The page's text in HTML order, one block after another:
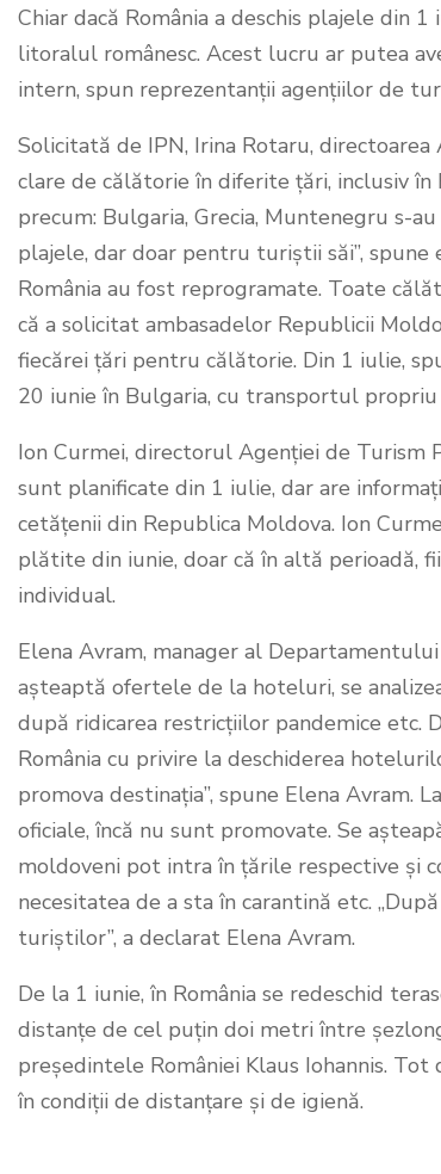
Chiar dacă România a deschis plajele din
litoralul românesc. Acest lucru ar putea
intern, spun reprezentanții agențiilor de
Solicitată de IPN, Irina Rotaru,
clare de călătorie în diferite țări, inclusiv în
precum: Bulgaria, Grecia, Muntenegru s-
plajele, dar doar pentru turiștii săi”, spune
România au fost reprogramate. Toate
că a solicitat ambasadelor Republicii
fiecărei țări pentru călătorie. Din 1 iulie,
20 iunie în Bulgaria, cu transportul propriu
Ion Curmei, directorul Agenției de Turism
sunt planificate din 1 iulie, dar are
cetățenii din Republica Moldova. Ion
plătite din iunie, doar că în altă perioadă,
individual.
Elena Avram, manager al
așteaptă ofertele de la hoteluri, se
după ridicarea restricțiilor pandemice etc.
România cu privire la deschiderea
promova destinația”, spune Elena Avram.
oficiale, încă nu sunt promovate. Se
moldoveni pot intra în țările respective și
necesitatea de a sta în carantină etc.
turiștilor”, a declarat Elena Avram.
De la 1 iunie, în România se redeschid
distanţe de cel puţin doi metri între
președintele României Klaus Iohannis.
în condiții de distanțare și de igienă.